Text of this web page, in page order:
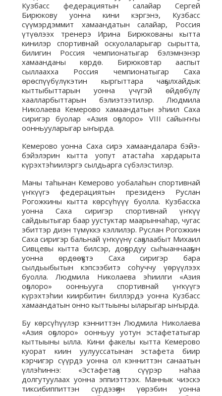
Кузбасс федерациятын салайар Сергей
Бирюкову уонна кини кэргэнэ, Кузбасс
сүүмэрдэммит хамаандатын салайар, Россия
үтүөлээх тренерэ Ирина Бирюкованы кытта
кинилэр спортивнай оскуолаларыгар сырытта,
билигин Россия чемпионатыгар бэлэмнэнэр
хамаанданы көрдө. Бирюковтар ааспыт
сыллаахха Россия чемпионатыгар Саха
өрөспүүбүлүкэтин кыргыттара чаҕылхайдык
кыттыбыттарын уонна үчүгэй өйдөбүлү
хаалларбыттарын бэлиэтээтилэр. Людмила
Николаева Кемерово хамаандатын эһиил Саха
сиригэр буолар «Азия оҕолоро» VIII сайыҥҥы
оонньууларыгар ыҥырда.
Кемерово уонна Саха сирэ хамаандалара бэйэ-
бэйэлэрин кытта уопут атастаһа хардарыта
күрэхтэһиилэргэ сылдьарга сүбэлэстилэр.
Маны таһынан Кемерово уобалаһын спортивнай
үҥкүүгэ федерациятын президенэ Руслан
Рогожкины кытта көрсүһүүү буолла. Кузбасска
уонна Саха сиригэр спортивнай үҥкүү
сайдыытыгар баар уустуктар маарыннаһар, чугас
эбиттэр диэн түмүккэ кэллилэр. Руслан Рогожкин
Саха сиригэр бальнай үҥкүүнү саҕалаабыт Михаил
Сивцевы кытта билсэр, доҕордуу сыһыаннааҕын
уонна өрдөөҕүтэ Саха сиригэр бара
сылдьыбытын кэпсээбитэ соһуччу үөрүүлээх
буолла. Людмила Николаева эһиилги «Азия
оҕолоро» оонньууга спортивнай үҥкүүгэ
күрэхтэһии киирбитин биллэрдэ уонна Кузбасс
хамаандатын онно кыттыыны ыларыгар ыҥырда.
Бу көрсүһүүлэр кэнниттэн Людмила Николаева
«Азия оҕолоро» оонньуу уотун эстафетатыгар
кыттыыны ылла. Кини факелы кытта Кемерово
куорат киин уулууссатынан эстафета биир
кэрчигэр сүүрдэ уонна ол кэнниттэн санаатын
үллэһиннэ: «Эстафетаҕа сүүрэр наһаа
долгутуулаах уонна эппиэттээх. Маннык чиэскэ
тиксибиппиттэн сүрдээҕин үөрэбин уонна